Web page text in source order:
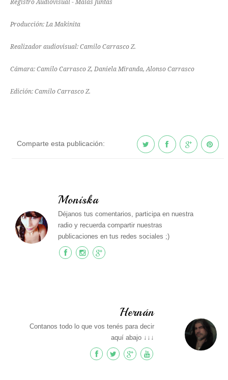
Registro Audiovisual - Malas Juntas
Producción: La Makinita
Realizador audiovisual: Camilo Carrasco Z.
Cámara: Camilo Carrasco Z, Daniela Miranda, Alonso Carrasco
Edición: Camilo Carrasco Z.
Comparte esta publicación:
Moniska
Déjanos tus comentarios, participa en nuestra
radio y recuerda compartir nuestras
publicaciones en tus redes sociales ;)
Hernán
Contanos todo lo que vos tenés para decir
aquí abajo ↓↓↓